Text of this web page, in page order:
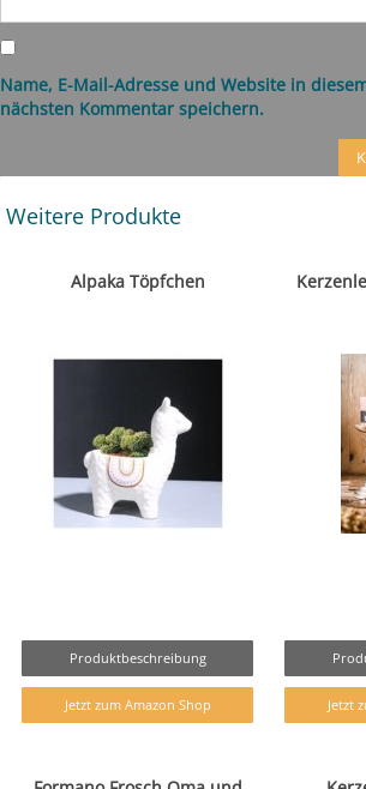
Name, E-Mail-Adresse und Website in
nächsten Kommentar speichern.
Weitere Produkte
Alpaka Töpfchen
Produktbeschreibung
Jetzt zum Amazon Shop Jetzt